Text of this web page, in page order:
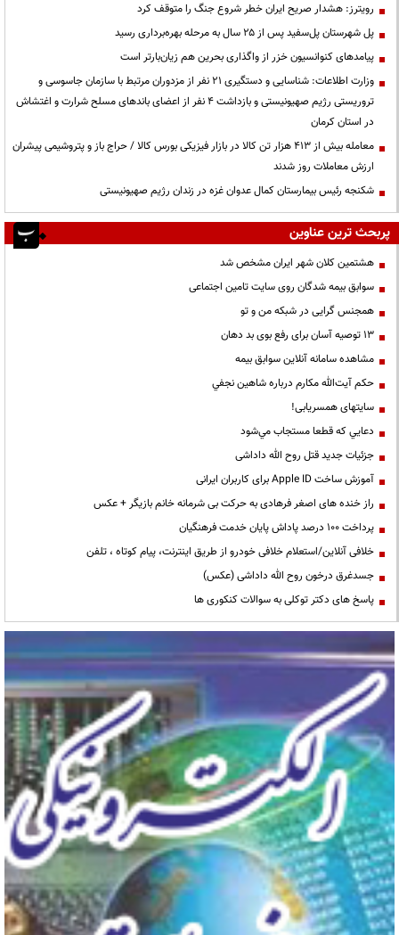
رویترز: هشدار صریح ایران خطر شروع جنگ را متوقف کرد
پل شهرستان پل‌سفید پس از ۲۵ سال به مرحله بهره‌برداری رسید
پیامدهای کنوانسیون خزر از واگذاری بحرین هم زیان‌بارتر است
وزارت اطلاعات: شناسایی و دستگیری ۲۱ نفر از مزدوران مرتبط با سازمان جاسوسی و
تروریستی رژیم صهیونیستی و بازداشت ۴ نفر از اعضای باندهای مسلح شرارت و اغتشاش
در استان کرمان
معامله بیش از ۴۱۳ هزار تن کالا در بازار فیزیکی بورس کالا / حراج باز و پتروشیمی پیشران
ارزش معاملات روز شدند
شکنجه رئیس بیمارستان کمال عدوان غزه در زندان رژیم صهیونیستی
پربحث ترین عناوین
هشتمین کلان شهر ایران مشخص شد
سوابق بیمه شدگان روی سایت تامین اجتماعی
همجنس گرایی در شبکه من و تو
13 توصیه آسان برای رفع بوی بد دهان
مشاهده سامانه آنلاين سوابق بیمه
حكم آيت‌الله مكارم درباره شاهين نجفي
سایتهای همسریابی!
دعايي كه قطعا مستجاب مي‌شود
جزئیات جدید قتل روح الله داداشی
آموزش ساخت Apple ID برای کاربران ایرانی
راز خنده های اصغر فرهادی به حرکت بی شرمانه خانم بازیگر + عکس
پرداخت ۱۰۰ درصد پاداش پایان خدمت فرهنگیان
خلافی آنلاین/استعلام خلافی خودرو از طریق اینترنت، پیام کوتاه ، تلفن
جسدغرق درخون روح الله داداشی (عکس)
پاسخ های دکتر توکلی به سوالات کنکوری ها